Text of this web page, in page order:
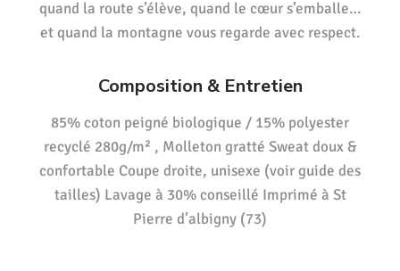
quand la route s’élève, quand le cœur s’emballe…
et quand la montagne vous regarde avec respect.
Composition & Entretien
85% coton peigné biologique / 15% polyester
recyclé 280g/m² , Molleton gratté Sweat doux &
confortable Coupe droite, unisexe (voir guide des
tailles) Lavage à 30% conseillé Imprimé à St
Pierre d’albigny (73)